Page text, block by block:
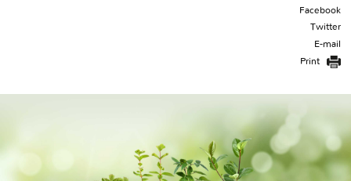
Facebook
Twitter
E-mail
Print